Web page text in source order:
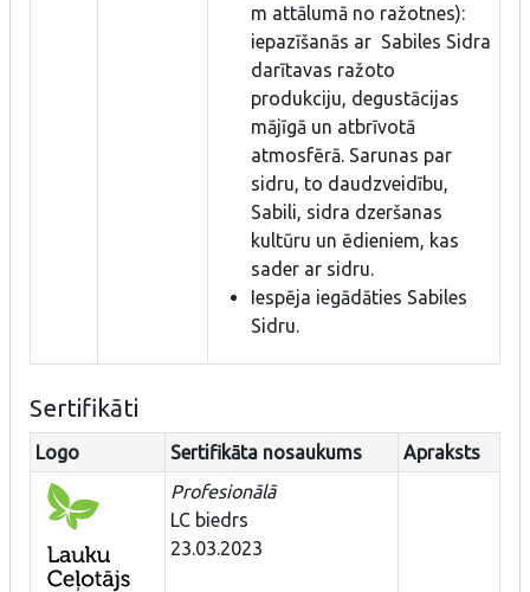
m attālumā no ražotnes):
iepazīšanās ar Sabiles Sidra
darītavas ražoto
produkciju, degustācijas
mājīgā un atbrīvotā
atmosfērā. Sarunas par
sidru, to daudzveidību,
Sabili, sidra dzeršanas
kultūru un ēdieniem, kas
sader ar sidru.
Iespēja iegādāties Sabiles
Sidru.
Sertifikāti
Logo Sertifikāta nosaukums
Apraksts
Profesionālā
LC biedrs
23.03.2023